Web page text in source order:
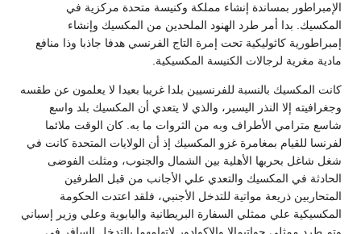
الإمبراطور بمساندة إنشاء مملكة وكنيسة متحدة مركزية في
المكسيك. بدا أمر طرد الهنود الملحدين من المكسيك وإنشاء
إمبراطورية كاثوليكية تحت إمرة التاج الفرنسي هدفا جاذبا وذا منافع
مادية مغرية لرجالات الكنيسة المكسيكية.
كانت المكسيك بالنسبة للفرنسيين بلدا غريبا بعيدا لا يعلمون عن طقسه
وجغرافيته إلا النذر اليسير، والذي لا يتعدي أن المكسيك بلد واسع
شاسع مترامي الأطراف وبه من الثروات ما به. كان الوقت ملائما
لفرنسا للقيام بمغامرة غزو المكسيك إذ أن الولايات المتحدة كانت في
شغل شاغل بحربها الأهلية بين الشمال والجنوب، ومثلت الفوضى
الحادثة في المكسيك والتعدي علي الأجانب من قبل الطرفين
المتحاربين ذريعة مواتية للتدخل الأجنبي، فلقد اعتدت الحكومة
المكسيكية علي ممثلي السفارة البريطانية والبابوية وعلي وزير إسباني